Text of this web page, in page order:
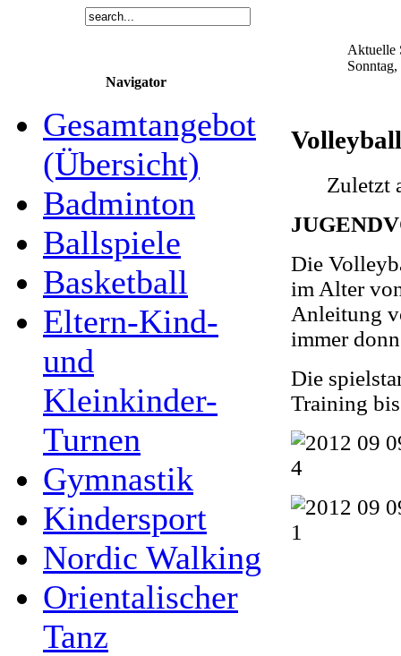
Aktuelle
Navigator
Gesamtangebot
(Übersicht)
Badminton
Ballspiele
Basketball
Eltern-Kind-
und
Kleinkinder-
Turnen
Gymnastik
Kindersport
Nordic Walking
Orientalischer
Tanz
Zuletzt
Die
im Alter
Anleitung
immer
Die
Training